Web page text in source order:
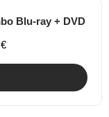
Blu-ray + DVD